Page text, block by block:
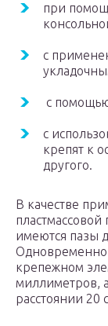
при
с
с
с
крепят к
другого.
В качестве
имеются пазы
крепежном
миллиметров,
расстоянии 20